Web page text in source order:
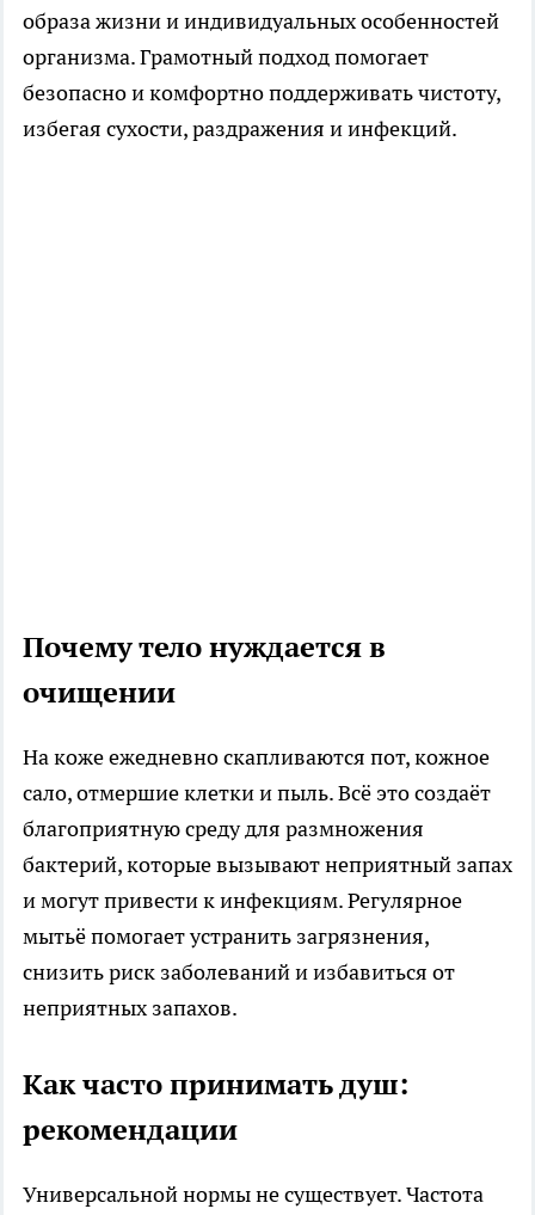
образа жизни и индивидуальных особенностей
организма. Грамотный подход помогает
безопасно и комфортно поддерживать чистоту,
избегая сухости, раздражения и инфекций.
Почему тело нуждается в
очищении
На коже ежедневно скапливаются пот, кожное
сало, отмершие клетки и пыль. Всё это создаёт
благоприятную среду для размножения
бактерий, которые вызывают неприятный запах
и могут привести к инфекциям. Регулярное
мытьё помогает устранить загрязнения,
снизить риск заболеваний и избавиться от
неприятных запахов.
Как часто принимать душ:
рекомендации
Универсальной нормы не существует. Частота